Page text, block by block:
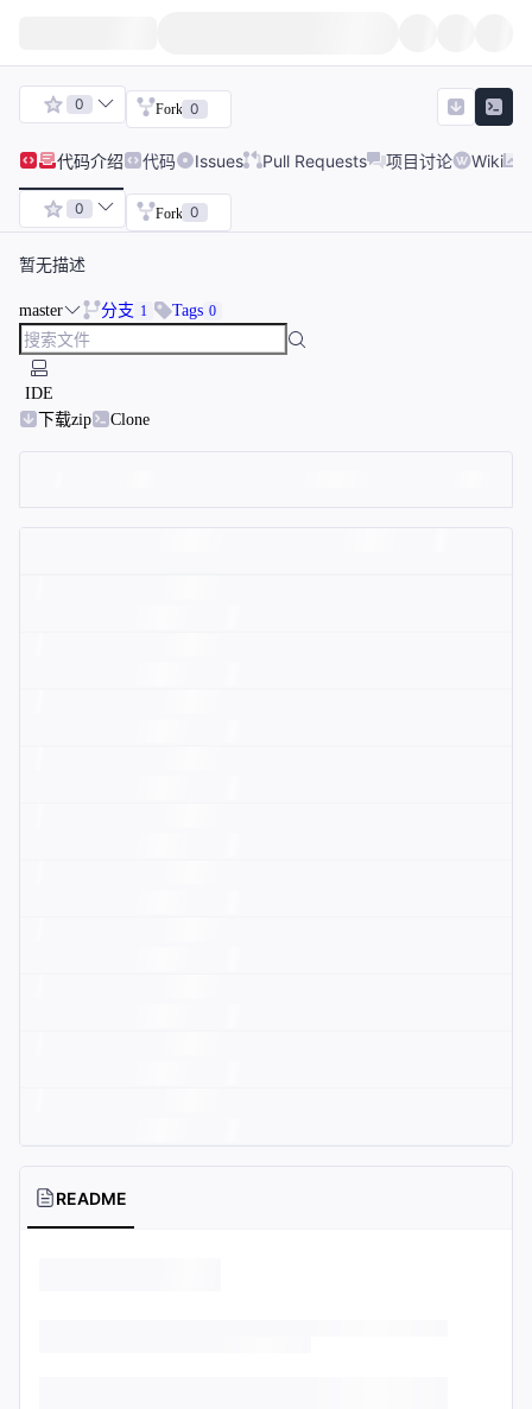
0 Fork 0
代码介绍 代码 Issues Pull Requests 项目讨论 Wiki
0 Fork 0
暂无描述
master 分支 1 Tags 0
IDE
下载zip
Clone
README